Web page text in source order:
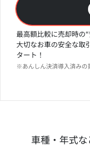
最高額比較に売却時の“
大切なお車の安全な取
タート！
※あんしん決済導入済みの
車種・年式